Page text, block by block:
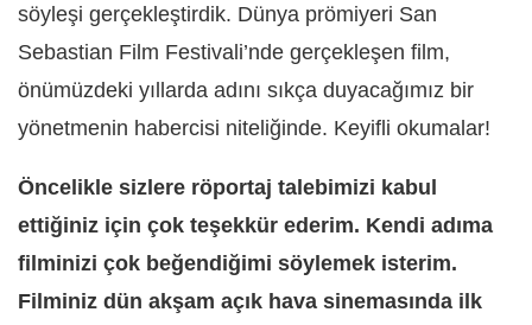
söyleşi gerçekleştirdik. Dünya prömiyeri San
Sebastian Film Festivali’nde gerçekleşen film,
önümüzdeki yıllarda adını sıkça duyacağımız bir
yönetmenin habercisi niteliğinde. Keyifli okumalar!
Öncelikle sizlere röportaj talebimizi kabul
ettiğiniz için çok teşekkür ederim. Kendi adıma
filminizi çok beğendiğimi söylemek isterim.
Filminiz dün akşam açık hava sinemasında ilk